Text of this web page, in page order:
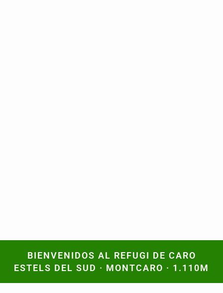
BIENVENIDOS AL REFUGI DE CARO
ESTELS DEL SUD · MONTCARO · 1.110M
BIENVENIDOS AL REFUGI DE CARO
ESTELS DEL SUD · MONTCARO · 1.110M